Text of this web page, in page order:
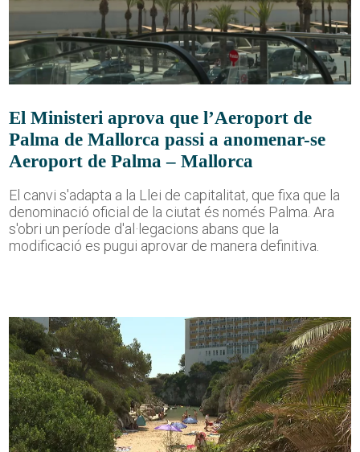
El Ministeri aprova que l’Aeroport de
Palma de Mallorca passi a anomenar-se
Aeroport de Palma – Mallorca
El canvi s'adapta a la Llei de capitalitat, que fixa que la
denominació oficial de la ciutat és només Palma. Ara
s'obri un període d'al·legacions abans que la
modificació es pugui aprovar de manera definitiva.